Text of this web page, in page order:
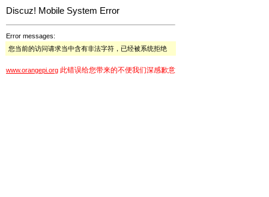
Discuz! Mobile System Error
Error messages:
您当前的访问请求当中含有非法字符，已经被系统拒绝
www.orangepi.org 此错误给您带来的不便我们深感歉意